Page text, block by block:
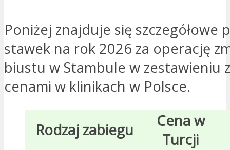
Poniżej znajduje się szczegółowe
stawek na rok 2026 za operację
biustu w Stambule w zestawieniu
cenami w klinikach w Polsce.
Rodzaj zabiegu
Cena w
Turcji